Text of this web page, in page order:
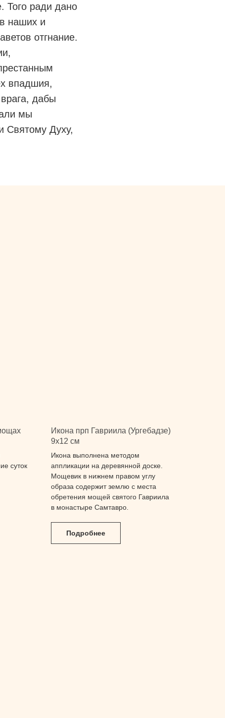
Того ради дано
наших и
отгнание.
впадшия,
дабы
мы
Святому Духу,
суток
Икона прп Гавриила (Ургебадзе)
9x12 см
Икона выполнена методом
аппликации на деревянной доске.
Мощевик в нижнем правом углу
образа содержит землю с места
обретения мощей святого Гавриила
в монастыре Самтавро.
Подробнее